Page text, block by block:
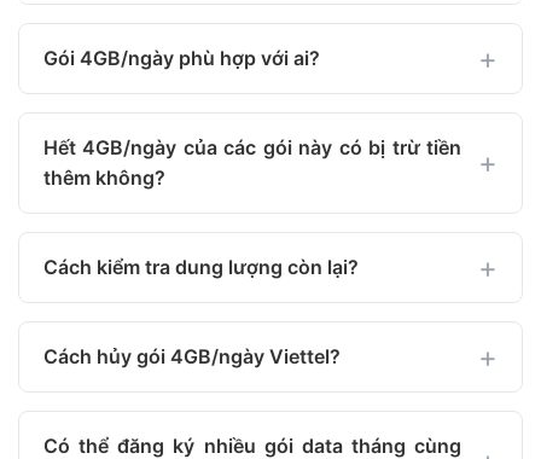
Gói 4GB/ngày phù hợp với ai?
Hết 4GB/ngày của các gói này có bị trừ tiền
thêm không?
Cách kiểm tra dung lượng còn lại?
Cách hủy gói 4GB/ngày Viettel?
Có thể đăng ký nhiều gói data tháng cùng